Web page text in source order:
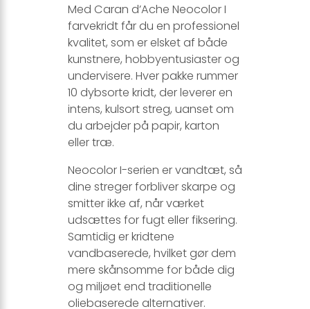
Med Caran d’Ache Neocolor I
farvekridt får du en professionel
kvalitet, som er elsket af både
kunstnere, hobbyentusiaster og
undervisere. Hver pakke rummer
10 dybsorte kridt, der leverer en
intens, kulsort streg, uanset om
du arbejder på papir, karton
eller træ.
Neocolor I-serien er vandtæt, så
dine streger forbliver skarpe og
smitter ikke af, når værket
udsættes for fugt eller fiksering.
Samtidig er kridtene
vandbaserede, hvilket gør dem
mere skånsomme for både dig
og miljøet end traditionelle
oliebaserede alternativer.